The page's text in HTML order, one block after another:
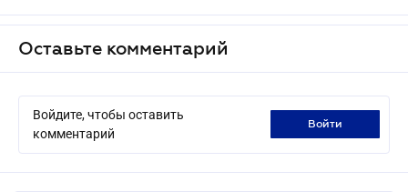
Оставьте комментарий
Войдите, чтобы оставить
комментарий
войти